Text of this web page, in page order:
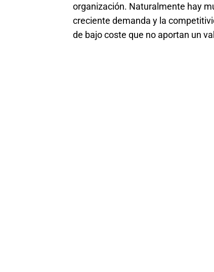
organización. Naturalmente hay
creciente demanda y la
de bajo coste que no aportan un